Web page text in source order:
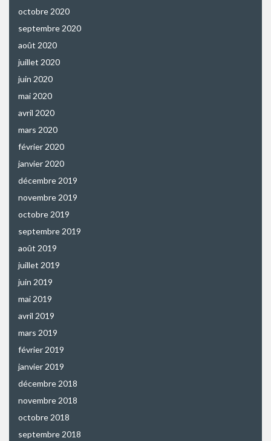
octobre 2020
septembre 2020
août 2020
juillet 2020
juin 2020
mai 2020
avril 2020
mars 2020
février 2020
janvier 2020
décembre 2019
novembre 2019
octobre 2019
septembre 2019
août 2019
juillet 2019
juin 2019
mai 2019
avril 2019
mars 2019
février 2019
janvier 2019
décembre 2018
novembre 2018
octobre 2018
septembre 2018